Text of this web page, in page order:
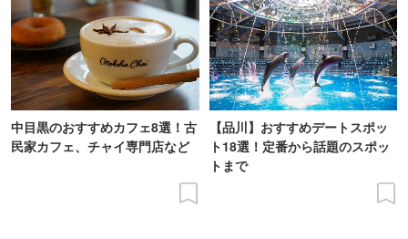
中目黒のおすすめカフェ8選！古
民家カフェ、チャイ専門店など
【品川】おすすめデートスポッ
ト18選！定番から話題のスポッ
トまで